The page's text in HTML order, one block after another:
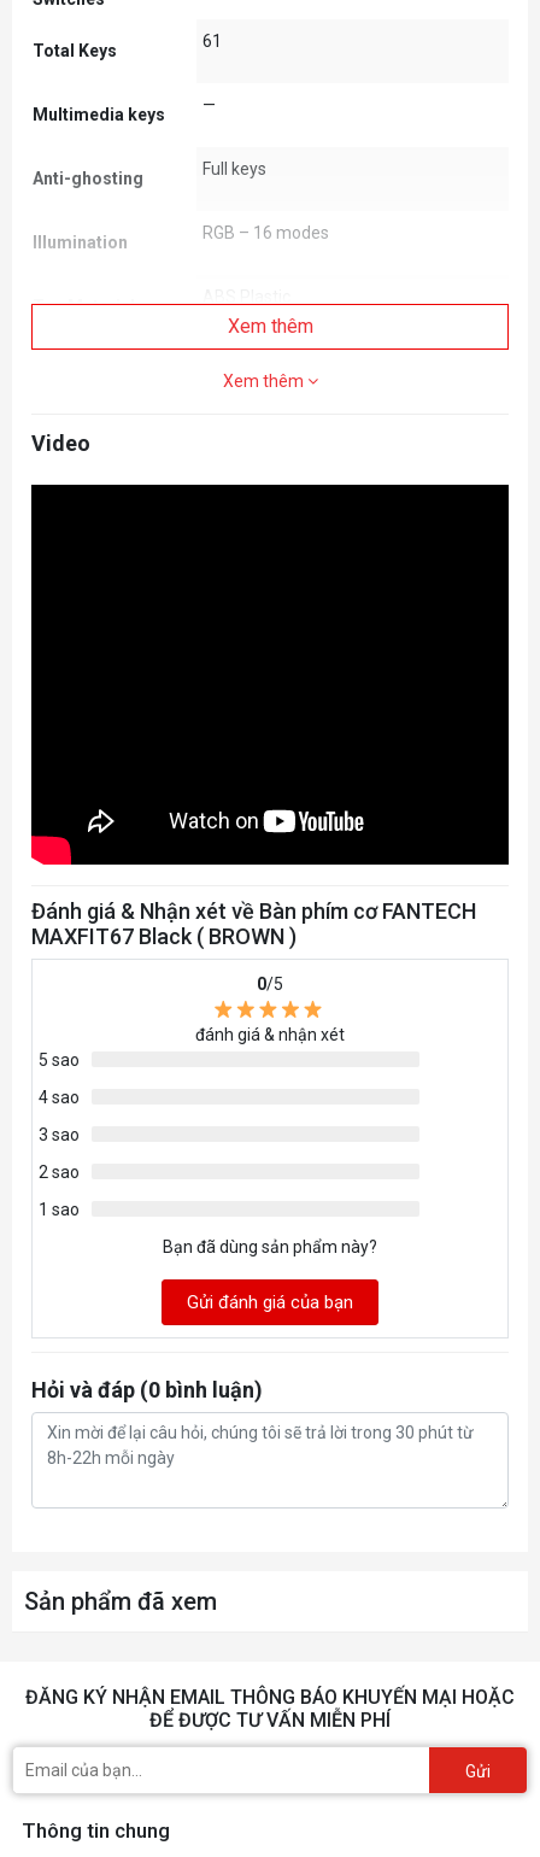
Total Keys 61
Multimedia keys —
Anti-ghosting Full keys
Illumination RGB – 16 modes
Top Material
Core Construction
—
Cable Material PVC cable
1.5m
Compatibility - OS
Windows and Mac OS X. USB port
required
Xem thêm
Xem thêm
Video
Đánh giá & Nhận xét về Bàn phím cơ FANTECH
MAXFIT67 Black ( BROWN )
0/5
đánh giá & nhận xét
5 sao
4 sao
3 sao
2 sao
1 sao
Bạn đã dùng sản phẩm này?
Gửi đánh giá của bạn
Hỏi và đáp (0 bình luận)
Sản phẩm đã xem
ĐĂNG KÝ NHẬN EMAIL THÔNG BÁO KHUYẾN MẠI HOẶC
ĐỂ ĐƯỢC TƯ VẤN MIỄN PHÍ
Gửi
Thông tin chung